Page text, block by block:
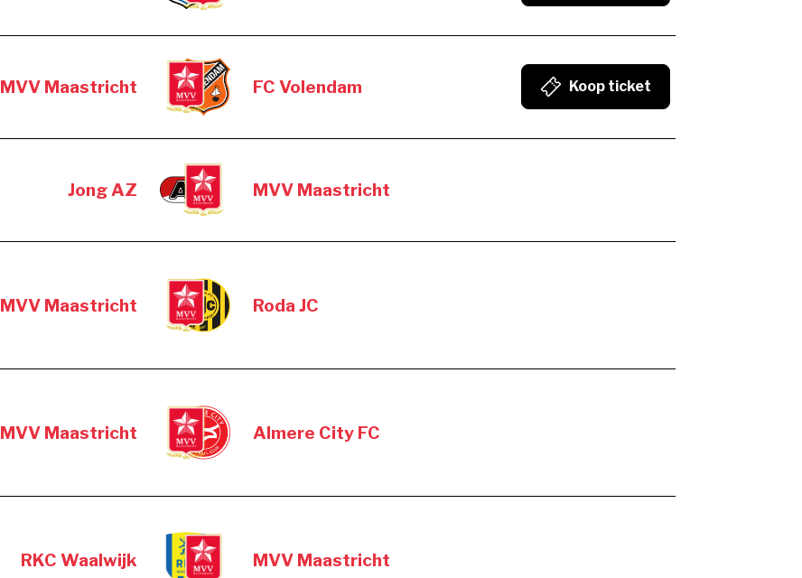
MVV Maastricht FC Volendam Koop ticket
Jong AZ MVV Maastricht
MVV Maastricht Roda JC
MVV Maastricht Almere City FC
RKC Waalwijk MVV Maastricht